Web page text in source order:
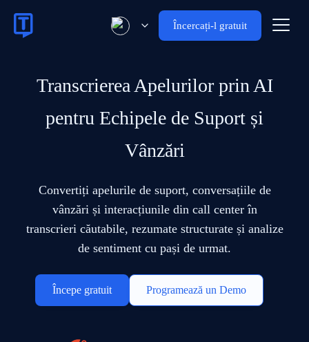
Încercați-l gratuit
Transcrierea Apelurilor prin AI
pentru Echipele de Suport și
Vânzări
Convertiți apelurile de suport, conversațiile de
vânzări și interacțiunile din call center în
transcrieri căutabile, rezumate structurate și analize
de sentiment cu pași de urmat.
Începe gratuit Programează un Demo